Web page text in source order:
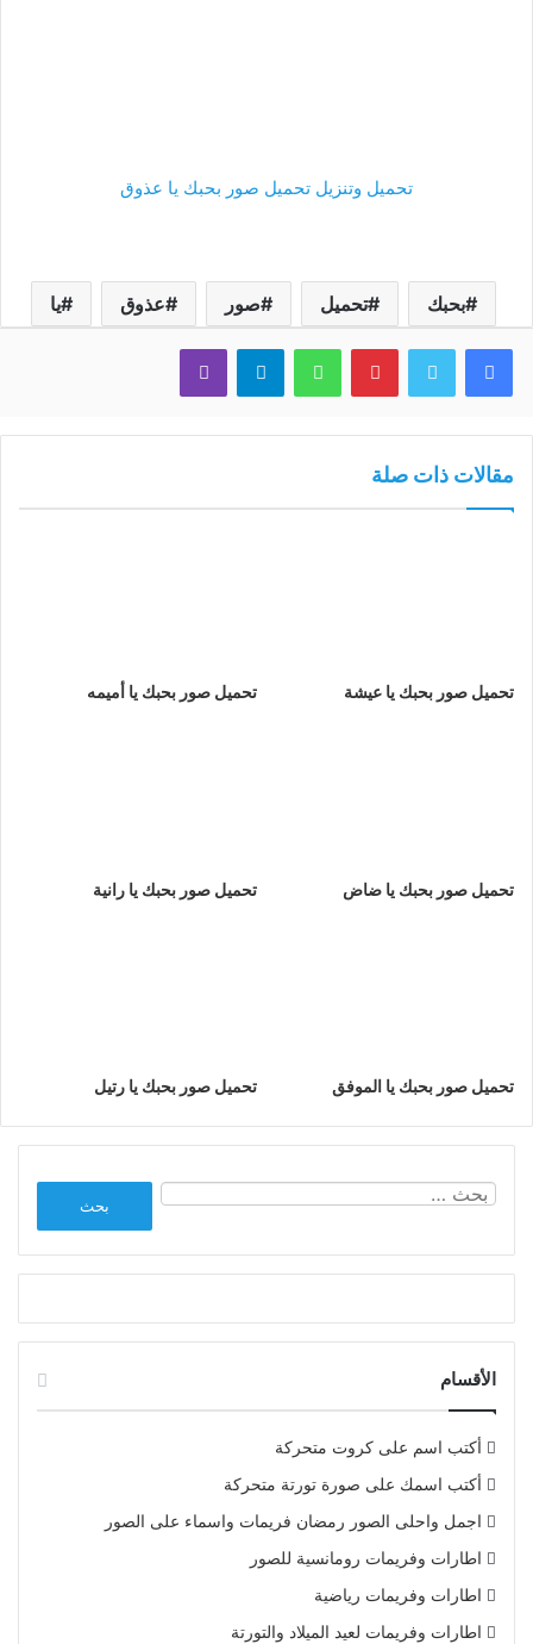
تحميل وتنزيل تحميل صور بحبك يا عذوق
بحبك تحميل صور عذوق يا
فيسبوك تويتر بينتيريستواتساب تيلقرام ڤايبر
مقالات ذات صلة
تحميل صور بحبك يا عيشة تحميل صور بحبك يا أميمه
تحميل صور بحبك يا ضاض تحميل صور بحبك يا رانية
تحميل صور بحبك يا الموفق تحميل صور بحبك يا رتيل
الأقسام
أكتب اسم على كروت متحركة
أكتب اسمك على صورة تورتة متحركة
اجمل واحلى الصور رمضان فريمات واسماء على الصور
اطارات وفريمات رومانسية للصور
اطارات وفريمات رياضية
اطارات وفريمات لعيد الميلاد والتورتة